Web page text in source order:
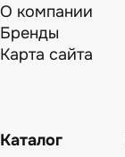
О компании
Бренды
Карта сайта
Каталог